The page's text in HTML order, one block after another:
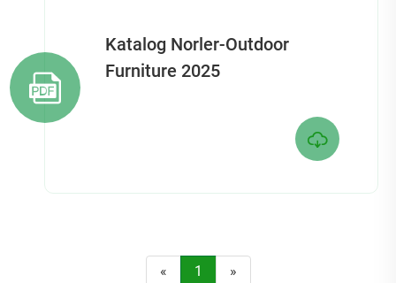

Katalog Norler-Outdoor
Furniture 2025

« 1 »